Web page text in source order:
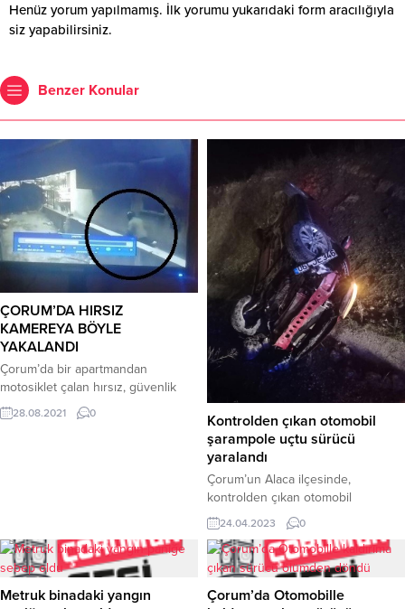
Henüz yorum yapılmamış. İlk yorumu yukarıdaki form aracılığıyla
siz yapabilirsiniz.
Benzer Konular
ÇORUM’DA HIRSIZ
KAMEREYA BÖYLE
YAKALANDI
Çorum’da bir apartmandan
motosiklet çalan hırsız, güvenlik
kameralarına yansıdı.İlginç hırsızlık
olayı, Fatih Caddesi üzerindeki bir
edilmiş halde bulundu. Olay
yerinde yapılan incelemede ise
28.08.2021 0
Kontrolden çıkan otomobil
şarampole uçtu sürücü
yaralandı
Çorum’un Alaca ilçesinde,
kontrolden çıkan otomobil
şarampole uçtu, kazada 1 kişi
yaralandı.Kaza, Çorum-Alaca
karayolunda meydana geldi.
Edinilen bilgilere göre, Çorum’dan
Alaca istikametine seyir halinde
olan Yusuf Kaluç yönetimindeki 06
24.04.2023 0
Metruk binadaki yangın
Çorum’da Otomobille